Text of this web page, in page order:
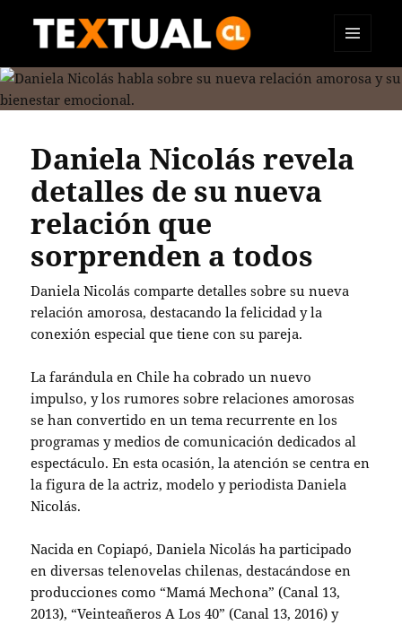
TEXTUAL
Y
WIDGETS
Daniela Nicolás revela
detalles de su nueva
relación que
sorprenden a todos
Daniela Nicolás comparte detalles sobre su nueva
relación amorosa, destacando la felicidad y la
conexión especial que tiene con su pareja.
La farándula en Chile ha cobrado un nuevo
impulso, y los rumores sobre relaciones amorosas
se han convertido en un tema recurrente en los
programas y medios de comunicación dedicados al
espectáculo. En esta ocasión, la atención se centra en
la figura de la actriz, modelo y periodista Daniela
Nicolás.
Nacida en Copiapó, Daniela Nicolás ha participado
en diversas telenovelas chilenas, destacándose en
producciones como “Mamá Mechona” (Canal 13,
2013), “Veinteañeros A Los 40” (Canal 13, 2016) y